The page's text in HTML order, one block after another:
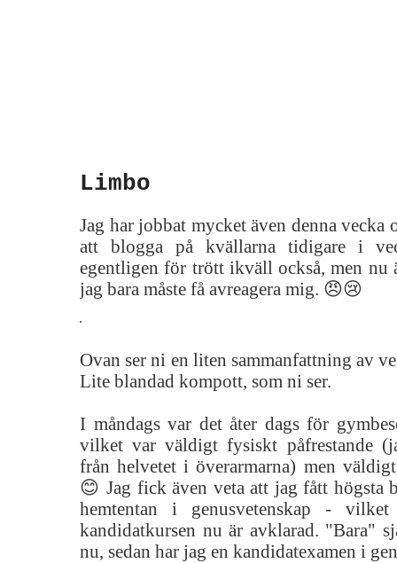
Limbo
Jag har jobbat mycket även denna
att blogga på kvällarna tidigare i
egentligen för trött ikväll också, men nu
jag bara måste få avreagera mig. 😠😢
Ovan ser ni en liten sammanfattning av
Lite blandad kompott, som ni ser.
I måndags var det åter dags för
vilket var väldigt fysiskt påfrestande
från helvetet i överarmarna) men
😊 Jag fick även veta att jag fått högsta
hemtentan i genusvetenskap -
kandidatkursen nu är avklarad. "Bara"
nu, sedan har jag en kandidatexamen i